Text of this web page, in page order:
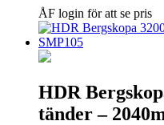
ÅF login för att se pris
HDR
tänder –